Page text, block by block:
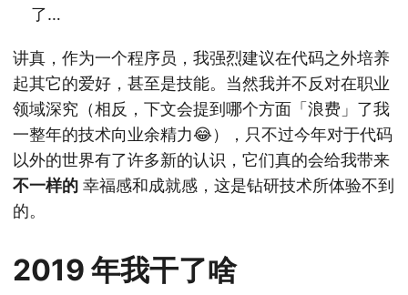
了…
讲真，作为一个程序员，我强烈建议在代码之外培养
起其它的爱好，甚至是技能。当然我并不反对在职业
领域深究（相反，下文会提到哪个方面「浪费」了我
一整年的技术向业余精力😂），只不过今年对于代码
以外的世界有了许多新的认识，它们真的会给我带来
不一样的 幸福感和成就感，这是钻研技术所体验不到
的。
2019 年我干了啥